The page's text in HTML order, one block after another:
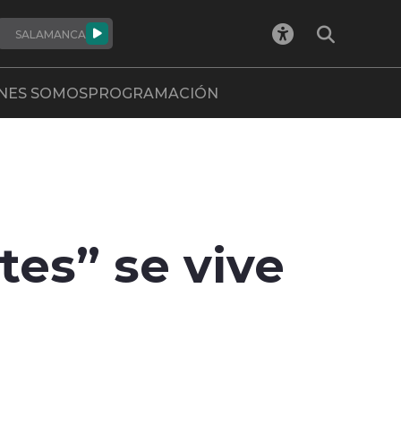
SALAMANCA
SOMOSPROGRAMACIÓN
se vive